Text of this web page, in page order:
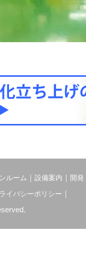
ルーム ｜ 設備案内 ｜ 開
イバシーポリシー ｜